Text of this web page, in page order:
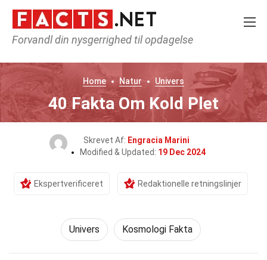
Forvandl din nysgerrighed til opdagelse
Home Natur Univers
40 Fakta Om Kold Plet
Skrevet Af: Engracia Marini
Modified & Updated: 19 Dec 2024
Ekspertverificeret Redaktionelle retningslinjer
Univers Kosmologi Fakta